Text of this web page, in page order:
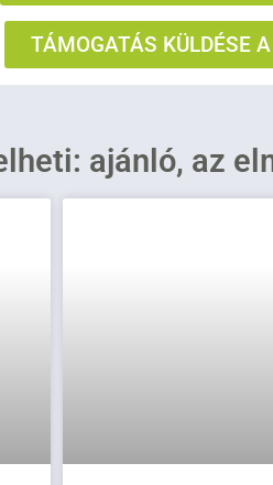
TÁMOGATÁS KÜLDÉSE
ajánló, az